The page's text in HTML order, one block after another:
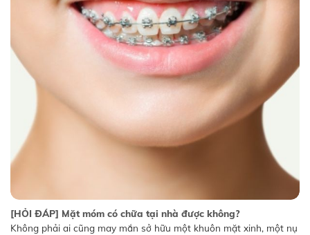
[HỎI ĐÁP] Mặt móm có chữa tại nhà được không?
Không phải ai cũng may mắn sở hữu một khuôn mặt xinh, một nụ